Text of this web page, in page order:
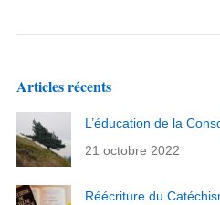
Articles récents
L’éducation de la
21 octobre 2022
Réécriture du